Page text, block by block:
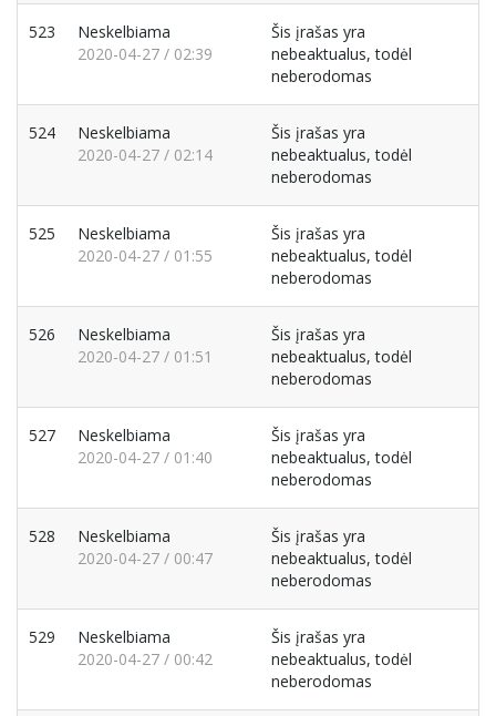
523
Neskelbiama
2020-04-27 / 02:39
Šis įrašas yra
nebeaktualus, todėl
neberodomas
524
Neskelbiama
2020-04-27 / 02:14
Šis įrašas yra
nebeaktualus, todėl
neberodomas
525
Neskelbiama
2020-04-27 / 01:55
Šis įrašas yra
nebeaktualus, todėl
neberodomas
526
Neskelbiama
2020-04-27 / 01:51
Šis įrašas yra
nebeaktualus, todėl
neberodomas
527
Neskelbiama
2020-04-27 / 01:40
Šis įrašas yra
nebeaktualus, todėl
neberodomas
528
Neskelbiama
2020-04-27 / 00:47
Šis įrašas yra
nebeaktualus, todėl
neberodomas
529
Neskelbiama
2020-04-27 / 00:42
Šis įrašas yra
nebeaktualus, todėl
neberodomas